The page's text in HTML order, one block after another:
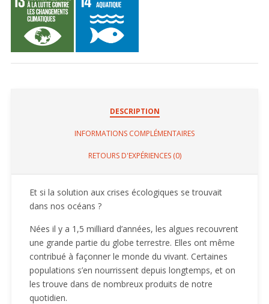
DESCRIPTION
INFORMATIONS COMPLÉMENTAIRES
RETOURS D'EXPÉRIENCES (0)
Et si la solution aux crises écologiques se trouvait
dans nos océans ?
Nées il y a 1,5 milliard d’années, les algues recouvrent
une grande partie du globe terrestre. Elles ont même
contribué à façonner le monde du vivant. Certaines
populations s’en nourrissent depuis longtemps, et on
les trouve dans de nombreux produits de notre
quotidien.